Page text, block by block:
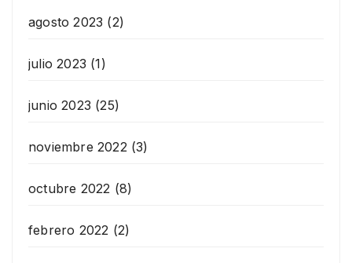
agosto 2023 (2)
julio 2023 (1)
junio 2023 (25)
noviembre 2022(3)
octubre 2022 (8)
febrero 2022 (2)